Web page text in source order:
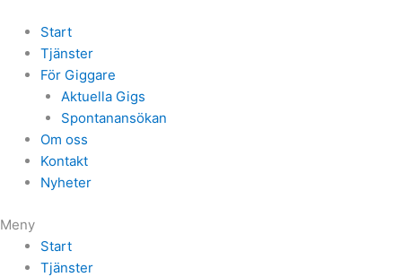
Start
Tjänster
För Giggare
Aktuella Gigs
Spontanansökan
Om oss
Kontakt
Nyheter
Meny
Start
Tjänster